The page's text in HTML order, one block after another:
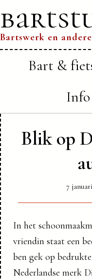
Bartswerk en
Bart &
Blik op
7
In het
vriendin staat een
ben gek op
Nederlandse merk